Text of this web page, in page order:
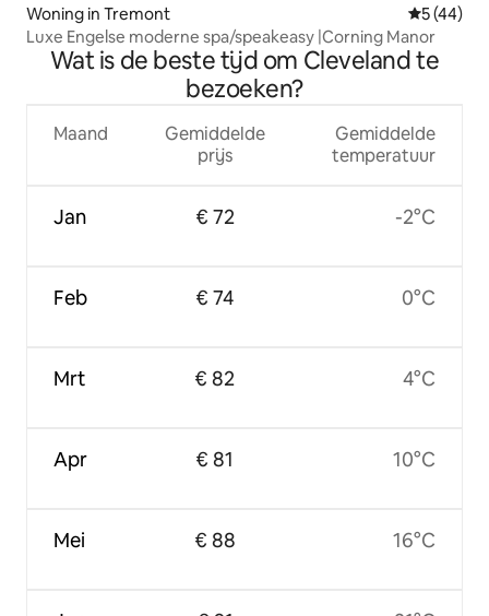
Woning in Tremont
5 (44)
Luxe Engelse moderne spa/speakeasy |Corning Manor
Wat is de beste tijd om Cleveland te
bezoeken?
Maand
Jan
Feb
Mrt
Apr
Mei
Gemiddelde
prijs
€ 72
€ 74
€ 82
€ 81
€ 88
Gemiddelde
temperatuur
-2°C
0°C
4°C
10°C
16°C